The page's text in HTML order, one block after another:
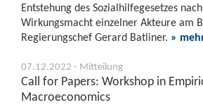
Entstehung des Sozialhilfegesetzes
Wirkungsmacht einzelner Akteure am
Regierungschef Gerard Batliner. »
07.12.2022 - Mitteilung
Call for Papers: Workshop in
Macroeconomics